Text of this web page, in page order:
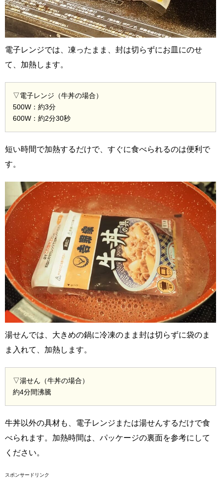
電子レンジでは、凍ったまま、封は切らずにお皿にのせ
て、加熱します。
▽電子レンジ（牛丼の場合）
500W：約3分
600W：約2分30秒
短い時間で加熱するだけで、すぐに食べられるのは便利で
す。
湯せんでは、大きめの鍋に冷凍のまま封は切らずに袋のま
ま入れて、加熱します。
▽湯せん（牛丼の場合）
約4分間沸騰
牛丼以外の具材も、電子レンジまたは湯せんするだけで食
べられます。加熱時間は、パッケージの裏面を参考にして
ください。
スポンサードリンク